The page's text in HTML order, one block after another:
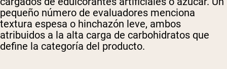
pequeño número de evaluadores menciona
textura espesa o hinchazón leve, ambos
atribuidos a la alta carga de carbohidratos que
define la categoría del producto.